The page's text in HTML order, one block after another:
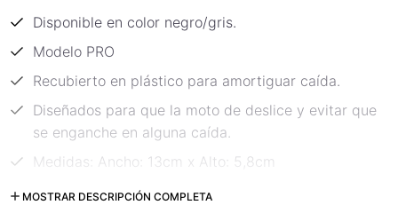
Disponible en color negro/gris.
Modelo PRO
Recubierto en plástico para amortiguar caída.
Diseñados para que la moto de deslice y evitar que
se enganche en alguna caída.
Medidas: Ancho: 13cm x Alto: 5,8cm
Código: 20389N
MOSTRAR DESCRIPCIÓN COMPLETA